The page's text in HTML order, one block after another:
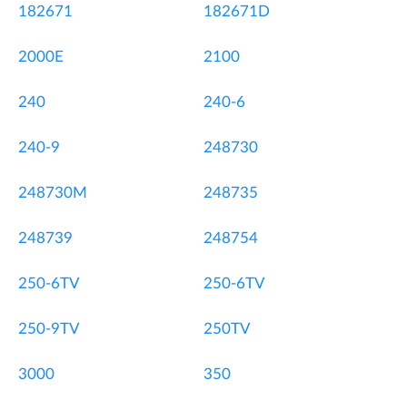
182671 182671D
2000E 2100
240 240-6
240-9 248730
248730M 248735
248739 248754
250-6TV 250-6TV
250-9TV 250TV
3000 350